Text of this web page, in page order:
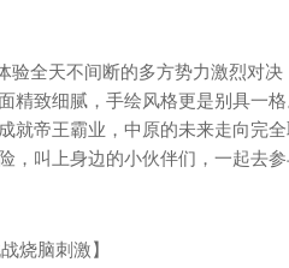
验全天不间断的多方势力激烈对决
精致细腻，手绘风格更是别具一格
就帝王霸业，中原的未来走向完全
，叫上身边的小伙伴们，一起去参
烧脑刺激】